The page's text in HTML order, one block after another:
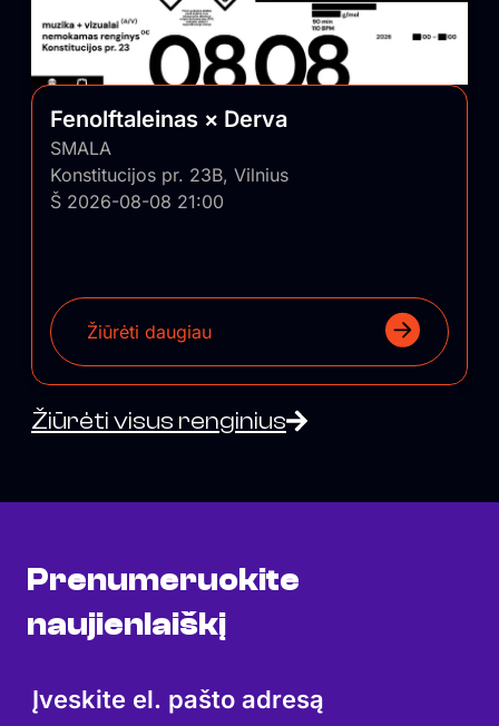
Fenolftaleinas × Derva
SMALA
Konstitucijos pr. 23B, Vilnius
Š 2026-08-08 21:00
Žiūrėti daugiau
Žiūrėti visus renginius
Prenumeruokite
naujienlaiškį